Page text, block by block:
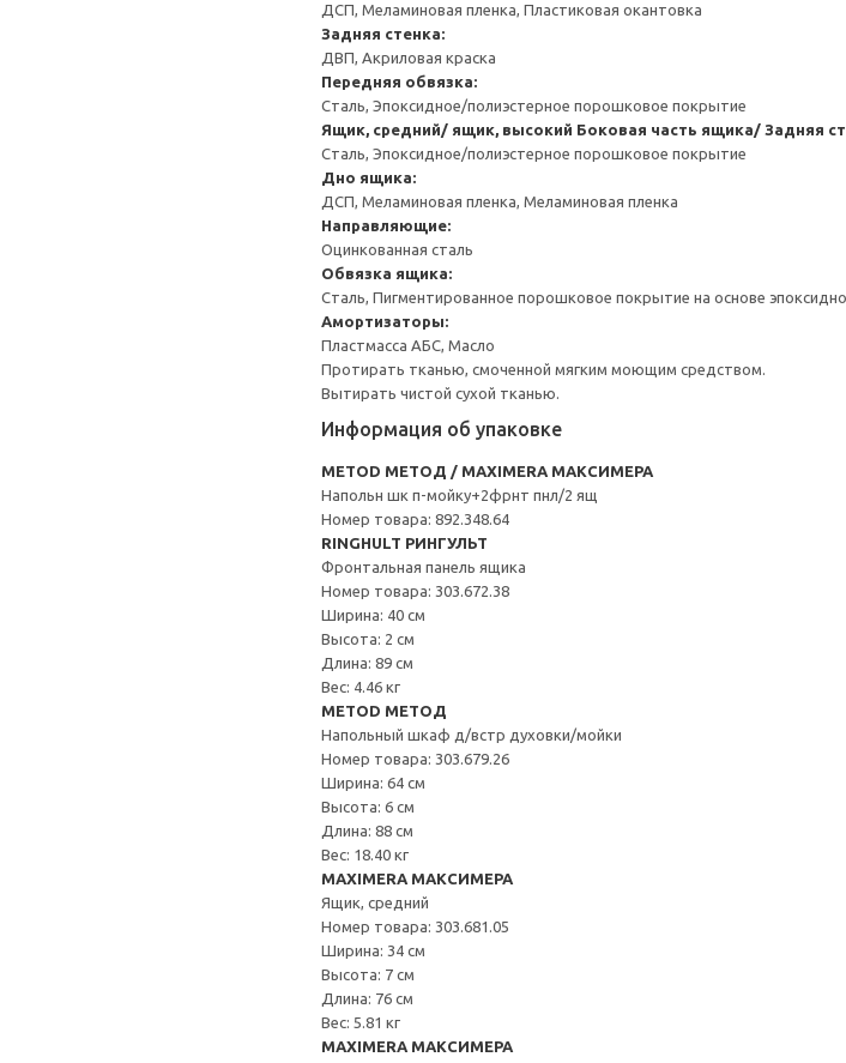
ДСП, Меламиновая пленка, Пластиковая окантовка
Задняя стенка:
ДВП, Акриловая краска
Передняя обвязка:
Сталь, Эпоксидное/полиэстерное порошковое покрытие
Ящик, средний/ ящик, высокий Боковая часть ящика/ Задняя
Сталь, Эпоксидное/полиэстерное порошковое покрытие
Дно ящика:
ДСП, Меламиновая пленка, Меламиновая пленка
Направляющие:
Оцинкованная сталь
Обвязка ящика:
Сталь, Пигментированное порошковое покрытие на основе
Амортизаторы:
Пластмасса АБС, Масло
Протирать тканью, смоченной мягким моющим средством.
Вытирать чистой сухой тканью.
Информация об упаковке
METOD МЕТОД / MAXIMERA МАКСИМЕРА
Напольн шк п-мойку+2фрнт пнл/2 ящ
Номер товара: 892.348.64
RINGHULT РИНГУЛЬТ
Фронтальная панель ящика
Номер товара: 303.672.38
Ширина: 40 см
Высота: 2 см
Длина: 89 см
Вес: 4.46 кг
METOD МЕТОД
Напольный шкаф д/встр духовки/мойки
Номер товара: 303.679.26
Ширина: 64 см
Высота: 6 см
Длина: 88 см
Вес: 18.40 кг
MAXIMERA МАКСИМЕРА
Ящик, средний
Номер товара: 303.681.05
Ширина: 34 см
Высота: 7 см
Длина: 76 см
Вес: 5.81 кг
MAXIMERA МАКСИМЕРА